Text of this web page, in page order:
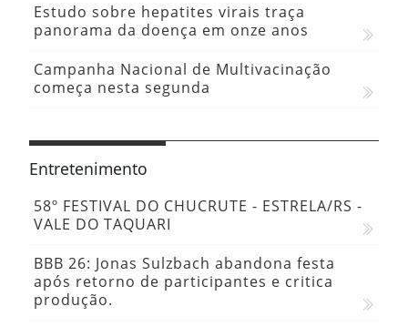
Estudo sobre hepatites virais traça
panorama da doença em onze anos
Campanha Nacional de Multivacinação
começa nesta segunda
Entretenimento
58º FESTIVAL DO CHUCRUTE - ESTRELA/RS -
VALE DO TAQUARI
BBB 26: Jonas Sulzbach abandona festa
após retorno de participantes e critica
produção.